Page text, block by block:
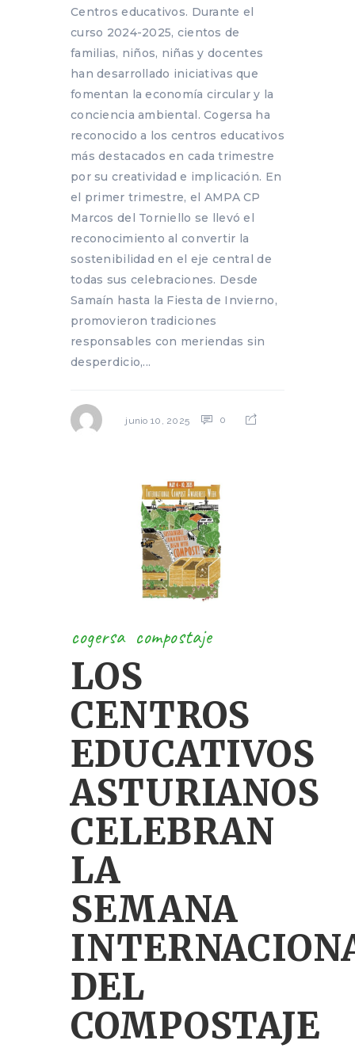
Centros educativos. Durante el
curso 2024-2025, cientos de
familias, niños, niñas y docentes
han desarrollado iniciativas que
fomentan la economía circular y la
conciencia ambiental. Cogersa ha
reconocido a los centros educativos
más destacados en cada trimestre
por su creatividad e implicación. En
el primer trimestre, el AMPA CP
Marcos del Torniello se llevó el
reconocimiento al convertir la
sostenibilidad en el eje central de
todas sus celebraciones. Desde
Samaín hasta la Fiesta de Invierno,
promovieron tradiciones
responsables con meriendas sin
desperdicio,...
junio 10, 2025 0
cogersa compostaje
LOS
CENTROS
EDUCATIVOS
ASTURIANOS
CELEBRAN
LA
SEMANA
DEL
COMPOSTAJE